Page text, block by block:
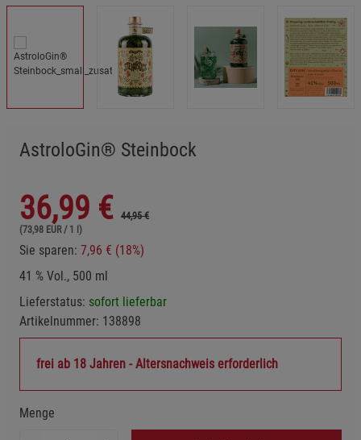
AstroloGin® Steinbock
36,99 €
44,95 €
(73,98 EUR / 1 l)
Sie sparen: 7,96 € (18%)
41 % Vol., 500 ml
Lieferstatus: sofort lieferbar
Artikelnummer: 138898
frei ab 18 Jahren - Altersnachweis erforderlich
Menge